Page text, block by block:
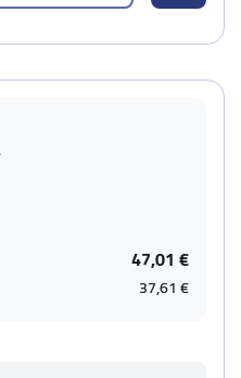
47,01 €
37,61 €